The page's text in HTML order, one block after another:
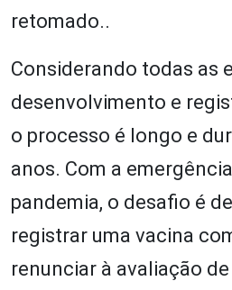
retomado..
Considerando todas as
desenvolvimento e
o processo é longo e
anos. Com a
pandemia, o desafio é
registrar uma vacina
renunciar à avaliação